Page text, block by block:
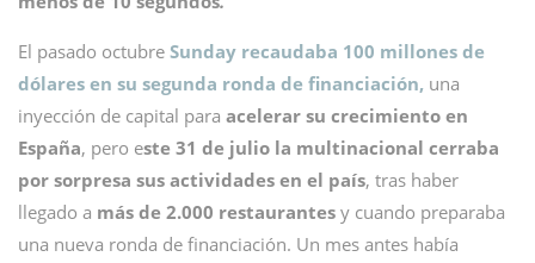
El pasado octubre Sunday recaudaba 100 millones de
dólares en su segunda ronda de financiación, una
inyección de capital para acelerar su crecimiento en
España, pero este 31 de julio la multinacional cerraba
por sorpresa sus actividades en el país, tras haber
llegado a más de 2.000 restaurantes y cuando preparaba
una nueva ronda de financiación. Un mes antes había